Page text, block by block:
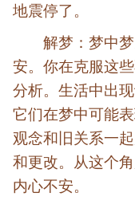
地震停了。
解梦：梦中
安。你在克服这
分析。生活中出
它们在梦中可能
观念和旧关系一
和更改。从这个
内心不安。